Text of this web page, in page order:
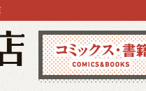
コミックス